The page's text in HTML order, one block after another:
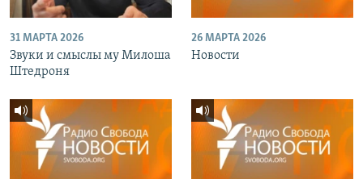
31 МАРТА 2026
Звуки и смыслы му Милоша
Штедроня
26 МАРТА 2026
Новости